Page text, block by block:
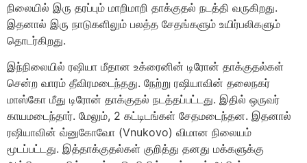
நிலையில் இரு தரப்பும் மாறிமாறி தாக்குதல் நடத்தி வருகிறது.
இதனால் இரு நாடுகளிலும் பலத்த சேதங்களும் உயிர்பலிகளும்
தொடர்கிறது.
இந்நிலையில் ரஷியா மீதான உக்ரைனின் டிரோன் தாக்குதல்கள்
சென்ற வாரம் தீவிரமடைந்தது. நேற்று ரஷியாவின் தலைநகர்
மாஸ்கோ மீது டிரோன் தாக்குதல் நடத்தப்பட்டது. இதில் ஒருவர்
காயமடைந்தார். மேலும், 2 கட்டிடங்கள் சேதமடைந்தன. இதனால்
ரஷியாவின் வ்னுகோவோ (Vnukovo) விமான நிலையம்
மூடப்பட்டது. இத்தாக்குதல்கள் குறித்து தனது மக்களுக்கு